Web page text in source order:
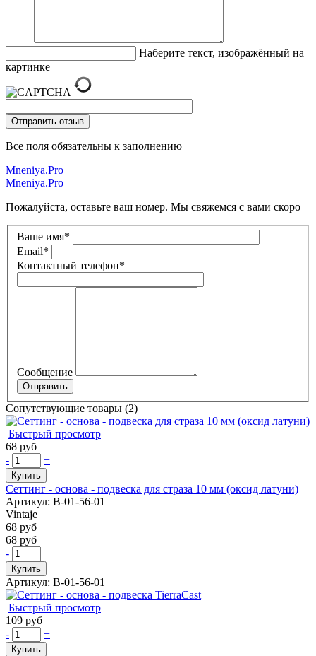
Наберите текст, изображённый на
картинке
Все поля обязательны к заполнению
Mneniya.Pro
Mneniya.Pro
Пожалуйста, оставьте ваш номер. Мы свяжемся с вами скоро
Ваше имя*
Email*
Контактный телефон*
Сообщение
Сопутствующие товары (2)
Быстрый просмотр
68 руб
-
+
Купить
Сеттинг - основа - подвеска для страза 10 мм (оксид латуни)
Артикул: В-01-56-01
Vintaje
68 руб
68 руб
-
+
Купить
Артикул: В-01-56-01
Быстрый просмотр
109 руб
-
+
Купить